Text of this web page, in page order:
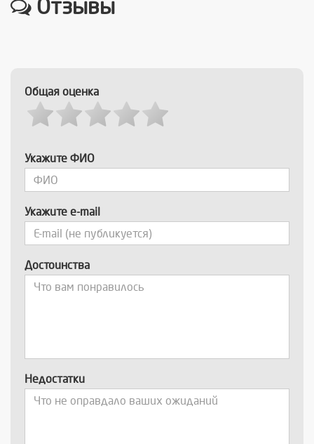
Отзывы
Общая оценка
Укажите ФИО
Укажите e-mail
Достоинства
Недостатки